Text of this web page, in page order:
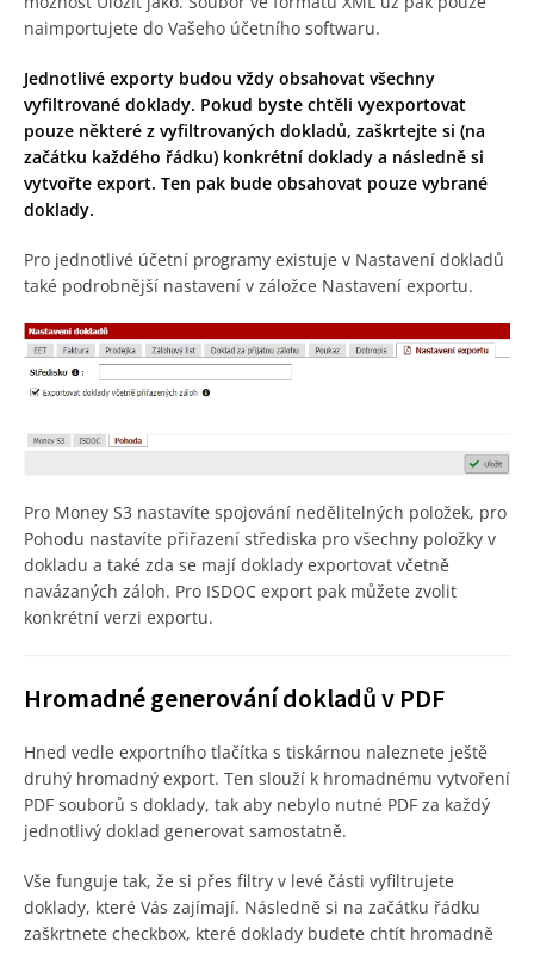
naimportujete do Vašeho účetního softwaru.
Jednotlivé exporty budou vždy obsahovat všechny
vyfiltrované doklady. Pokud byste chtěli vyexportovat
pouze některé z vyfiltrovaných dokladů, zaškrtejte si (na
začátku každého řádku) konkrétní doklady a následně si
vytvořte export. Ten pak bude obsahovat pouze vybrané
doklady.
Pro jednotlivé účetní programy existuje v Nastavení dokladů
také podrobnější nastavení v záložce Nastavení exportu.
Pro Money S3 nastavíte spojování nedělitelných položek, pro
Pohodu nastavíte přiřazení střediska pro všechny položky v
dokladu a také zda se mají doklady exportovat včetně
navázaných záloh. Pro ISDOC export pak můžete zvolit
konkrétní verzi exportu.
Hromadné generování dokladů v PDF
Hned vedle exportního tlačítka s tiskárnou naleznete ještě
druhý hromadný export. Ten slouží k hromadnému vytvoření
PDF souborů s doklady, tak aby nebylo nutné PDF za každý
jednotlivý doklad generovat samostatně.
Vše funguje tak, že si přes filtry v levé části vyfiltrujete
doklady, které Vás zajímají. Následně si na začátku řádku
zaškrtnete checkbox, které doklady budete chtít hromadně